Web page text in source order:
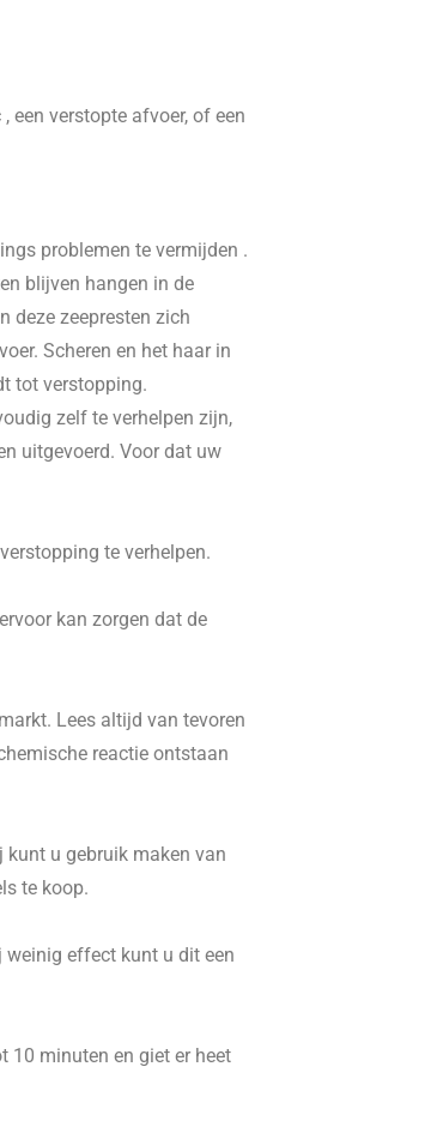
een verstopte afvoer, of een
problemen te vermijden .
blijven hangen in de
deze zeepresten zich
Scheren en het haar in
tot verstopping.
zelf te verhelpen zijn,
uitgevoerd. Voor dat uw
te verhelpen.
kan zorgen dat de
Lees altijd van tevoren
reactie ontstaan
kunt u gebruik maken van
te koop.
weinig effect kunt u dit een
10 minuten en giet er heet